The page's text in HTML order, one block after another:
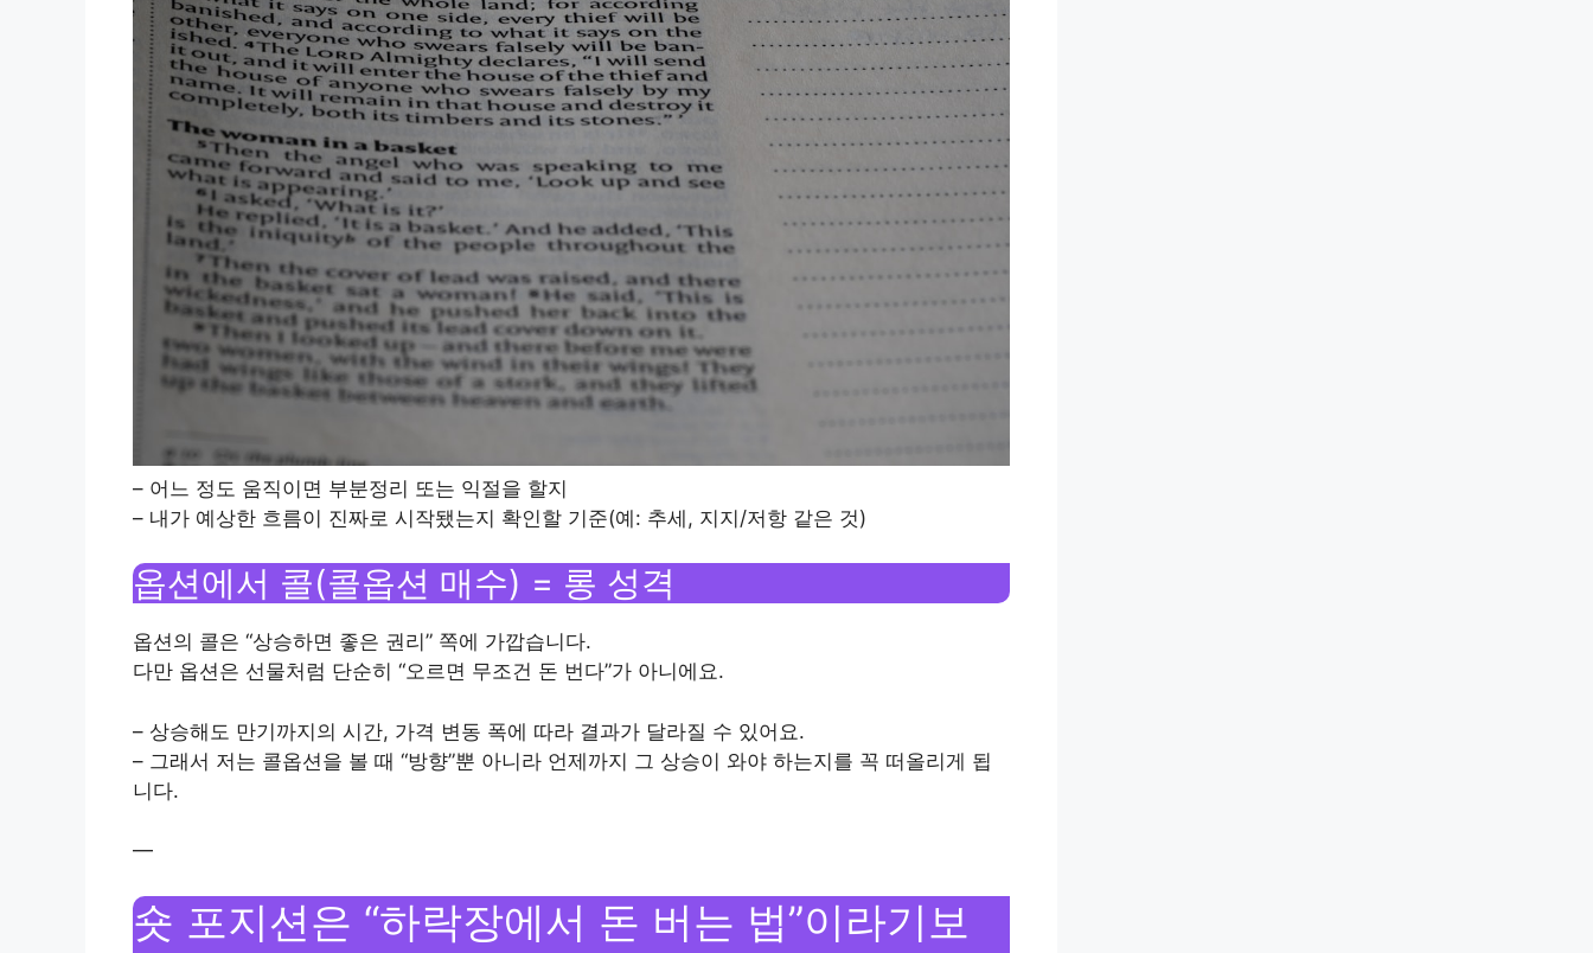
– 어느 정도 움직이면 부분정리 또는 익절을 할지
– 내가 예상한 흐름이 진짜로 시작됐는지 확인할 기준(예: 추세, 지지/저항 같은 것)
옵션에서 콜(콜옵션 매수) = 롱 성격
옵션의 콜은 “상승하면 좋은 권리” 쪽에 가깝습니다.
다만 옵션은 선물처럼 단순히 “오르면 무조건 돈 번다”가 아니에요.
– 상승해도 만기까지의 시간, 가격 변동 폭에 따라 결과가 달라질 수 있어요.
– 그래서 저는 콜옵션을 볼 때 “방향”뿐 아니라 언제까지 그 상승이 와야 하는지를 꼭 떠올리게 됩
니다.
—
숏 포지션은 “하락장에서 돈 버는 법”이라기보